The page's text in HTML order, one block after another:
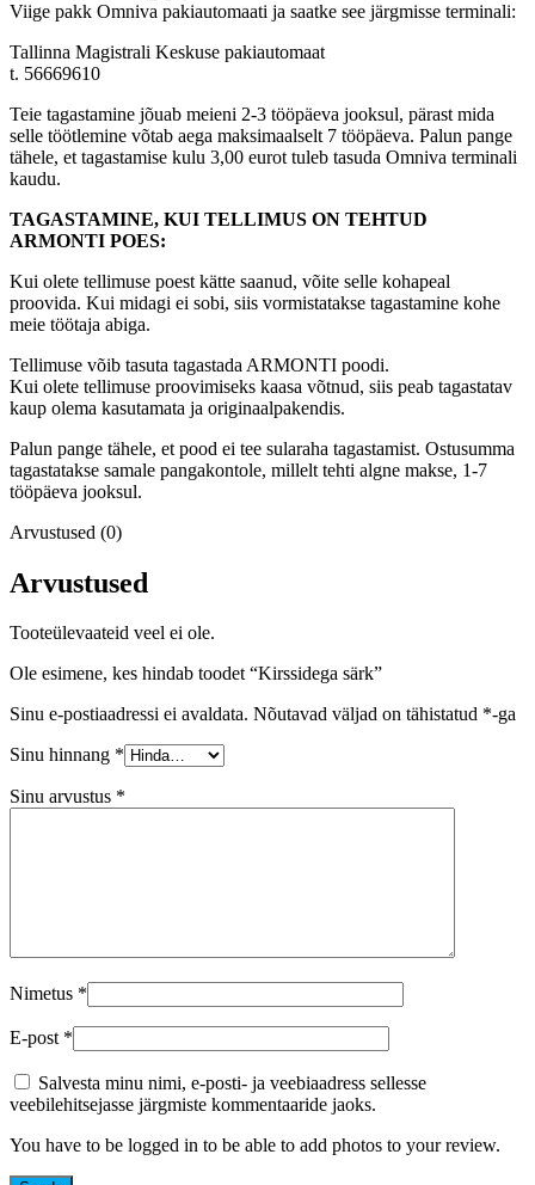
Viige pakk Omniva pakiautomaati ja saatke see järgmisse terminali:
Tallinna Magistrali Keskuse pakiautomaat
t. 56669610
Teie tagastamine jõuab meieni 2-3 tööpäeva jooksul, pärast mida
selle töötlemine võtab aega maksimaalselt 7 tööpäeva. Palun pange
tähele, et tagastamise kulu 3,00 eurot tuleb tasuda Omniva terminali
kaudu.
TAGASTAMINE, KUI TELLIMUS ON TEHTUD
ARMONTI POES:
Kui olete tellimuse poest kätte saanud, võite selle kohapeal
proovida. Kui midagi ei sobi, siis vormistatakse tagastamine kohe
meie töötaja abiga.
Tellimuse võib tasuta tagastada ARMONTI poodi.
Kui olete tellimuse proovimiseks kaasa võtnud, siis peab tagastatav
kaup olema kasutamata ja originaalpakendis.
Palun pange tähele, et pood ei tee sularaha tagastamist. Ostusumma
tagastatakse samale pangakontole, millelt tehti algne makse, 1-7
tööpäeva jooksul.
Arvustused (0)
Arvustused
Tooteülevaateid veel ei ole.
Ole esimene, kes hindab toodet “Kirssidega särk”
Sinu e-postiaadressi ei avaldata. Nõutavad väljad on tähistatud *-ga
Sinu hinnang *
Sinu arvustus *
Nimetus *
E-post *
Salvesta minu nimi, e-posti- ja veebiaadress sellesse
veebilehitsejasse järgmiste kommentaaride jaoks.
You have to be logged in to be able to add photos to your review.